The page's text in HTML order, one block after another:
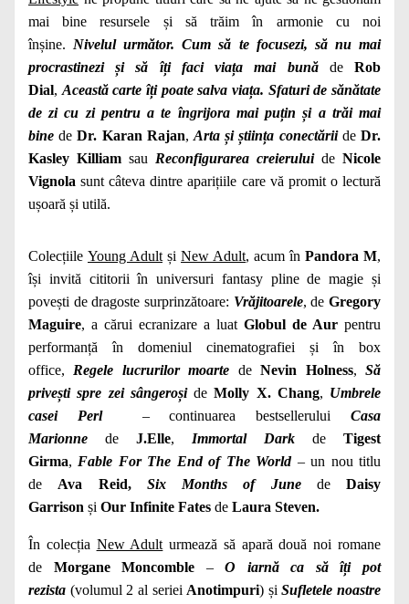
mai bine resursele și să trăim în armonie cu noi
înșine. Nivelul următor. Cum să te focusezi, să nu mai
procrastinezi și să îți faci viața mai bunădeRob
Dial, Această carte îți poate salva viața. Sfaturi de sănătate
de zi cu zi pentru a te îngrijora mai puțin și a trăi mai
bine deDr. Karan Rajan,Arta și știința conectării deDr.
Kasley Killiam sau Reconfigurarea creieruluide Nicole
Vignolasunt câteva dintre aparițiile care vă promit o lectură
ușoară și utilă.
Colecțiile Young Adult și New Adult, acum în Pandora M,
își invită cititorii în universuri fantasy pline de magie și
povești de dragoste surprinzătoare: Vrăjitoarele, deGregory
Maguire, a cărui ecranizare a luat Globul de Aur pentru
performanță în domeniul cinematografiei și în box
office, Regele lucrurilor moarte deNevin Holness,Să
privești spre zei sângeroșideMolly X. Chang, Umbrele
casei Perl– continuarea bestselleruluiCasa
Marionne de J.Elle, Immortal Dark de Tigest
Girma, Fable For The End of The World– un nou titlu
de Ava Reid, Six Months of Junede Daisy
Garrison și Our Infinite Fates de Laura Steven.
În colecția New Adult urmează să apară două noi romane
de Morgane Moncomble –O iarnă ca să îți pot
rezista (volumul 2 al seriei Anotimpuri) șiSufletele noastre